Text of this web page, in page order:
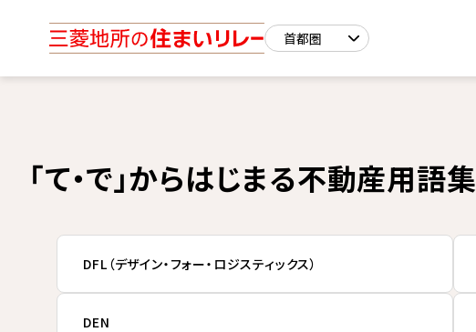
「て・で」からはじまる不動産用語集
DFL（デザイン・フォー・ロジスティックス）
DEN